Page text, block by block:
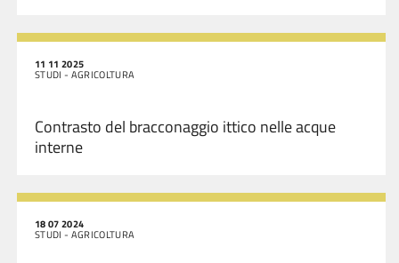
11 11 2025
STUDI - AGRICOLTURA
Contrasto del bracconaggio ittico nelle acque
interne
18 07 2024
STUDI - AGRICOLTURA